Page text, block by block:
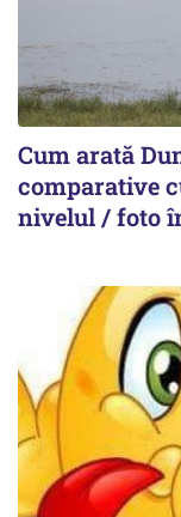
Cum arată
comparative
nivelul / foto